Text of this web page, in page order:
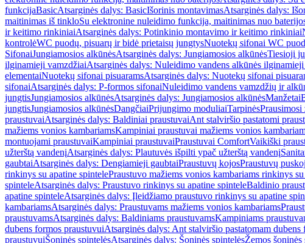
funkcijaBasicAtsarginės dalys: BasicIšorinis montavimasAtsarginės dalys:
maitinimas iš tinkloSu elektronine nuleidimo funkcija, maitinimas nuo
ir keitimo rinkiniaiAtsarginės dalys: Potinkinio montavimo ir keitimo rinkiniai
kontrolėWC puodų, pisuarų ir bidė prietaisų jungtysNuotekų sifonai WC
SifonaiJungiamosios alkūnėsAtsarginės dalys: Jungiamosios alkūnėsTiesioji
ilginamieji vamzdžiaiAtsarginės dalys: Nuleidimo vandens alkūnės
elementaiNuotekų sifonai pisuaramsAtsarginės dalys: Nuotekų sifonai
sifonaiAtsarginės dalys: P-formos sifonaiNuleidimo vandens vamzdžių ir
jungtisJungiamosios alkūnėsAtsarginės dalys: Jungiamosios alkūnėsManžetai
jungtisJungiamosios alkūnėsDangčiaiPrijungimo moduliaiTarpinėsPrausimosi
praustuvaiAtsarginės dalys: Baldiniai praustuvaiAnt stalviršio pastatomi
mažiems vonios kambariamsKampiniai praustuvai mažiems vonios
montuojami praustuvaiKampiniai praustuvaiPraustuvai ComfortVaikiški
užterštą vandenįAtsarginės dalys: Plautuvės išpilti ypač užterštą vandenį
gaubtaiAtsarginės dalys: Dengiamieji gaubtaiPraustuvų kojosPraustuvų
rinkinys su apatine spintelePraustuvo mažiems vonios kambariams rinkinys
spinteleAtsarginės dalys: Praustuvo rinkinys su apatine spinteleBaldinio
apatine spinteleAtsarginės dalys: Įleidžiamo praustuvo rinkinys su apatine
kambariamsAtsarginės dalys: Praustuvams mažiems vonios kambariams
praustuvamsAtsarginės dalys: Baldiniams praustuvamsKampiniams
dubens formos praustuvuiAtsarginės dalys: Ant stalviršio pastatomam dubens
praustuvuiŠoninės spintelėsAtsarginės dalys: Šoninės spintelėsŽemos šoninės